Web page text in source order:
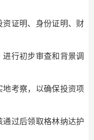
资证明、身份证明、财
行初步审查和背景调
考察，以确保投资项
过后领取格林纳达护